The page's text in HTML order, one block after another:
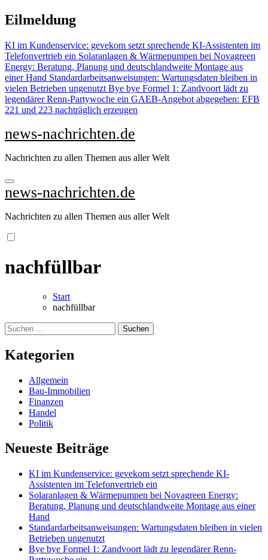
Zu
Inhalten
Eilmeldung
KI im Kundenservice: gevekom setzt sprechende KI-Assistenten im
Telefonvertrieb ein Solaranlagen & Wärmepumpen bei Novagreen
Energy: Beratung, Planung und deutschlandweite Montage aus
einer Hand Standardarbeitsanweisungen: Wartungsdaten bleiben in
vielen Betrieben ungenutzt Bye bye Formel 1: Zandvoort lädt zu
legendärer Renn-Partywoche ein GAEB-Angebot abgegeben: EFB
221 und 223 nachträglich erzeugen
news-nachrichten.de
Nachrichten zu allen Themen aus aller Welt
news-nachrichten.de
Nachrichten zu allen Themen aus aller Welt
nachfüllbar
Start
nachfüllbar
Suchen
nach:
Kategorien
Allgemein
Bau-Immobilien
Finanzen
Handel
Politik
Neueste Beiträge
KI im Kundenservice: gevekom setzt sprechende KI-
Assistenten im Telefonvertrieb ein
Solaranlagen & Wärmepumpen bei Novagreen Energy:
Beratung, Planung und deutschlandweite Montage aus einer
Hand
Standardarbeitsanweisungen: Wartungsdaten bleiben in vielen
Betrieben ungenutzt
Bye bye Formel 1: Zandvoort lädt zu legendärer Renn-